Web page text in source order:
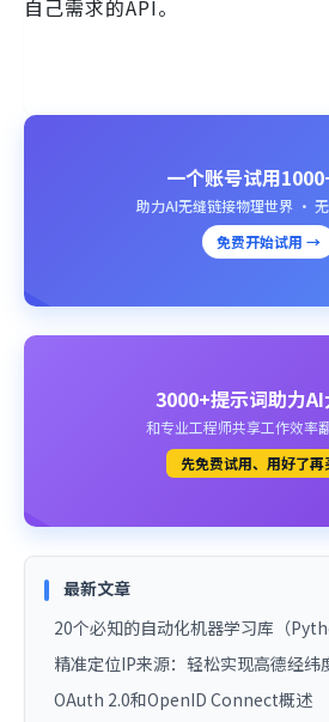
自己需求的API。
一个账号试用
助力AI无缝链接物理世界 ·
免费开始试用 →
3000+提示词助力
和专业工程师共享工作效率
先免费试用、用好了
最新文章
20个必知的自动化机器学习库（
精准定位IP来源：轻松实现高德经纬
OAuth 2.0和OpenID Connect概述